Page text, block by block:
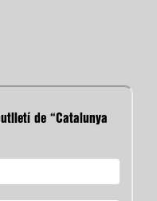
de “Catalunya